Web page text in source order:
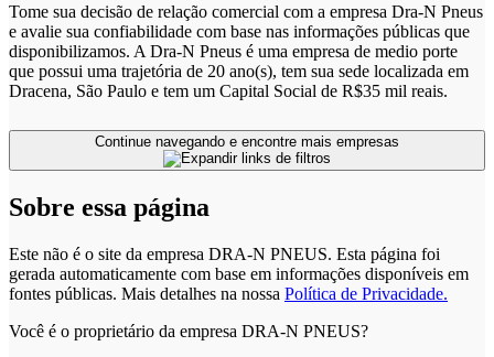
Tome sua decisão de relação comercial com a empresa Dra-N Pneus
e avalie sua confiabilidade com base nas informações públicas que
disponibilizamos. A Dra-N Pneus é uma empresa de medio porte
que possui uma trajetória de 20 ano(s), tem sua sede localizada em
Dracena, São Paulo e tem um Capital Social de R$35 mil reais.
Sobre essa página
Este não é o site da empresa DRA-N PNEUS. Esta página foi
gerada automaticamente com base em informações disponíveis em
fontes públicas. Mais detalhes na nossa Política de Privacidade.
Você é o proprietário da empresa DRA-N PNEUS?